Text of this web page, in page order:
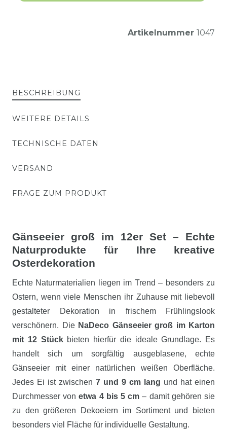
Artikelnummer 1047
BESCHREIBUNG
WEITERE DETAILS
TECHNISCHE DATEN
VERSAND
FRAGE ZUM PRODUKT
Gänseeier groß im 12er Set – Echte
Naturprodukte für Ihre kreative
Osterdekoration
Echte Naturmaterialien liegen im Trend – besonders zu
Ostern, wenn viele Menschen ihr Zuhause mit liebevoll
gestalteter Dekoration in frischem Frühlingslook
verschönern. Die NaDeco Gänseeier groß im Karton
mit 12 Stückbieten hierfür die ideale Grundlage. Es
handelt sich um sorgfältig ausgeblasene, echte
Gänseeier mit einer natürlichen weißen Oberfläche.
Jedes Ei ist zwischen 7 und 9 cm lang und hat einen
Durchmesser vonetwa 4 bis 5 cm – damit gehören sie
zu den größeren Dekoeiern im Sortiment und bieten
besonders viel Fläche für individuelle Gestaltung.